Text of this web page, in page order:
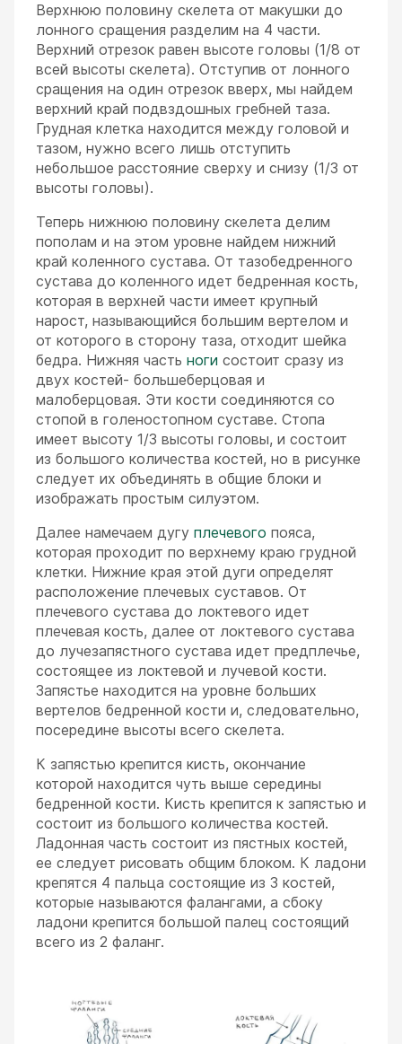
Верхнюю половину скелета от макушки до
лонного сращения разделим на 4 части.
Верхний отрезок равен высоте головы (1/8 от
всей высоты скелета). Отступив от лонного
сращения на один отрезок вверх, мы найдем
верхний край подвздошных гребней таза.
Грудная клетка находится между головой и
тазом, нужно всего лишь отступить
небольшое расстояние сверху и снизу (1/3 от
высоты головы).
Теперь нижнюю половину скелета делим
пополам и на этом уровне найдем нижний
край коленного сустава. От тазобедренного
сустава до коленного идет бедренная кость,
которая в верхней части имеет крупный
нарост, называющийся большим вертелом и
от которого в сторону таза, отходит шейка
бедра. Нижняя часть ноги состоит сразу из
двух костей- большеберцовая и
малоберцовая. Эти кости соединяются со
стопой в голеностопном суставе. Стопа
имеет высоту 1/3 высоты головы, и состоит
из большого количества костей, но в рисунке
следует их объединять в общие блоки и
изображать простым силуэтом.
Далее намечаем дугу плечевого пояса,
которая проходит по верхнему краю грудной
клетки. Нижние края этой дуги определят
расположение плечевых суставов. От
плечевого сустава до локтевого идет
плечевая кость, далее от локтевого сустава
до лучезапястного сустава идет предплечье,
состоящее из локтевой и лучевой кости.
Запястье находится на уровне больших
вертелов бедренной кости и, следовательно,
посередине высоты всего скелета.
К запястью крепится кисть, окончание
которой находится чуть выше середины
бедренной кости. Кисть крепится к запястью и
состоит из большого количества костей.
Ладонная часть состоит из пястных костей,
ее следует рисовать общим блоком. К ладони
крепятся 4 пальца состоящие из 3 костей,
которые называются фалангами, а сбоку
ладони крепится большой палец состоящий
всего из 2 фаланг.